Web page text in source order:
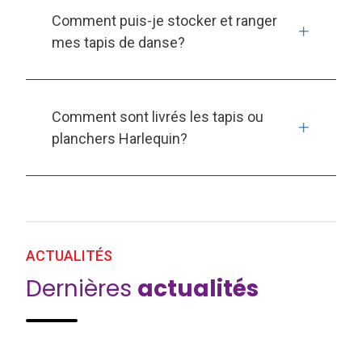
Comment puis-je stocker et ranger
mes tapis de danse?
Comment sont livrés les tapis ou
planchers Harlequin?
ACTUALITÉS
Dernières actualités